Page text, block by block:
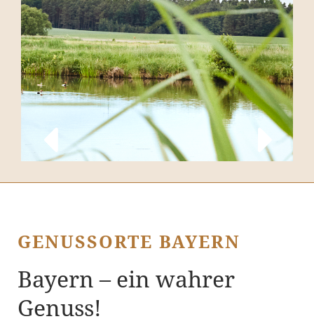
GENUSSORTE BAYERN
Bayern – ein wahrer
Genuss!